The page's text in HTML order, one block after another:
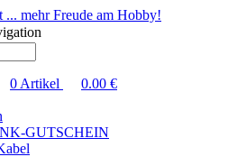
... mehr Freude am Hobby!
0 Artikel 0.00 €
GUTSCHEIN